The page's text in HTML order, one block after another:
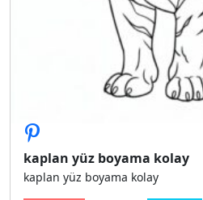
kaplan yüz boyama kolay
kaplan yüz boyama kolay